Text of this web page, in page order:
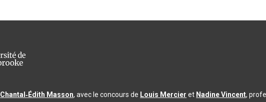
Chantal‑Édith Masson, avec le concours de Louis Mercier et Nadine Vincent,